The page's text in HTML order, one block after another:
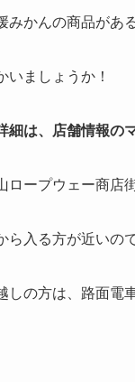
みかんの商品があ
いましょうか！
細は、店舗情報の
ロープウェー商店
ら入る方が近いの
しの方は、路面電